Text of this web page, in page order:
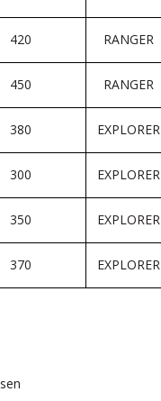
420 RANGER
450 RANGER
380 EXPLORER
300 EXPLORER
350 EXPLORER
370 EXPLORER